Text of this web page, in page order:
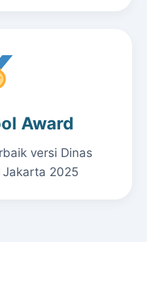
Award
versi Dinas
Jakarta 2025